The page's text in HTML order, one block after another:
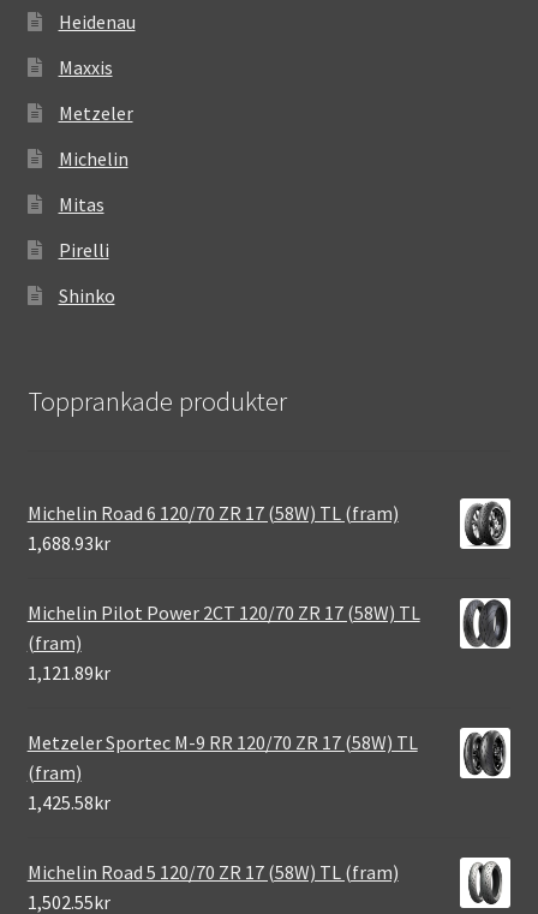
Heidenau
Maxxis
Metzeler
Michelin
Mitas
Pirelli
Shinko
Topprankade produkter
Michelin Road 6 120/70 ZR 17 (58W) TL (fram)
1,688.93kr
Michelin Pilot Power 2CT 120/70 ZR 17 (58W) TL
(fram)
1,121.89kr
Metzeler Sportec M-9 RR 120/70 ZR 17 (58W) TL
(fram)
1,425.58kr
Michelin Road 5 120/70 ZR 17 (58W) TL (fram)
1,502.55kr